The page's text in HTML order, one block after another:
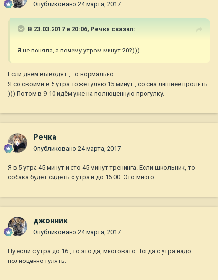
Опубликовано 24 марта, 2017
В 23.03.2017 в 20:06, Речка сказал:
Я не поняла, а почему утром минут 20?)))
Если днём выводят , то нормально.
Я со своими в 5 утра тоже гуляю 15 минут , со сна лишнее пролить
))) Потом в 9-10 идём уже на полноценную прогулку.
Речка
Опубликовано 24 марта, 2017
Я в 5 утра 45 минут и это 45 минут тренинга. Если школьник, то
собака будет сидеть с утра и до 16.00. Это много.
джонник
Опубликовано 24 марта, 2017
Ну если с утра до 16 , то это да, многовато. Тогда с утра надо
полноценно гулять.